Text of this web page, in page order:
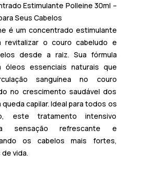
Estimulante Polleine 30ml –
Seus Cabelos
é um concentrado estimulante
revitalizar o couro cabeludo e
desde a raiz. Sua fórmula
óleos essenciais naturais que
sanguínea no couro
no crescimento saudável dos
capilar. Ideal para todos os
este tratamento intensivo
sensação refrescante e
os cabelos mais fortes,
vida.